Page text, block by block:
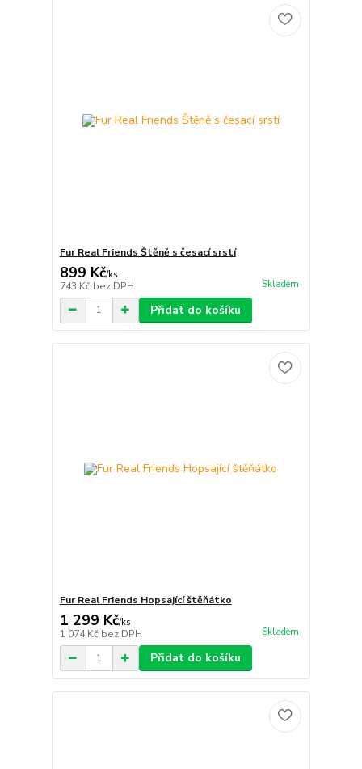
Fur Real Friends Štěně s česací srstí
899 Kč/ks
743 Kč bez DPH Skladem
Přidat do košíku
Fur Real Friends Hopsající štěňátko
1 299 Kč/ks
1 074 Kč bez DPH Skladem
Přidat do košíku